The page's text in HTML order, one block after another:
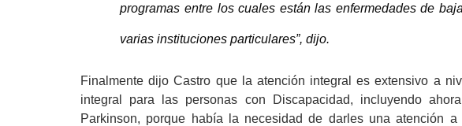
programas entre los cuales están las enfermedades de
varias instituciones particulares”, dijo.
Finalmente dijo Castro que la atención integral es extensivo a
integral para las personas con Discapacidad, incluyendo
Parkinson, porque había la necesidad de darles una atención a